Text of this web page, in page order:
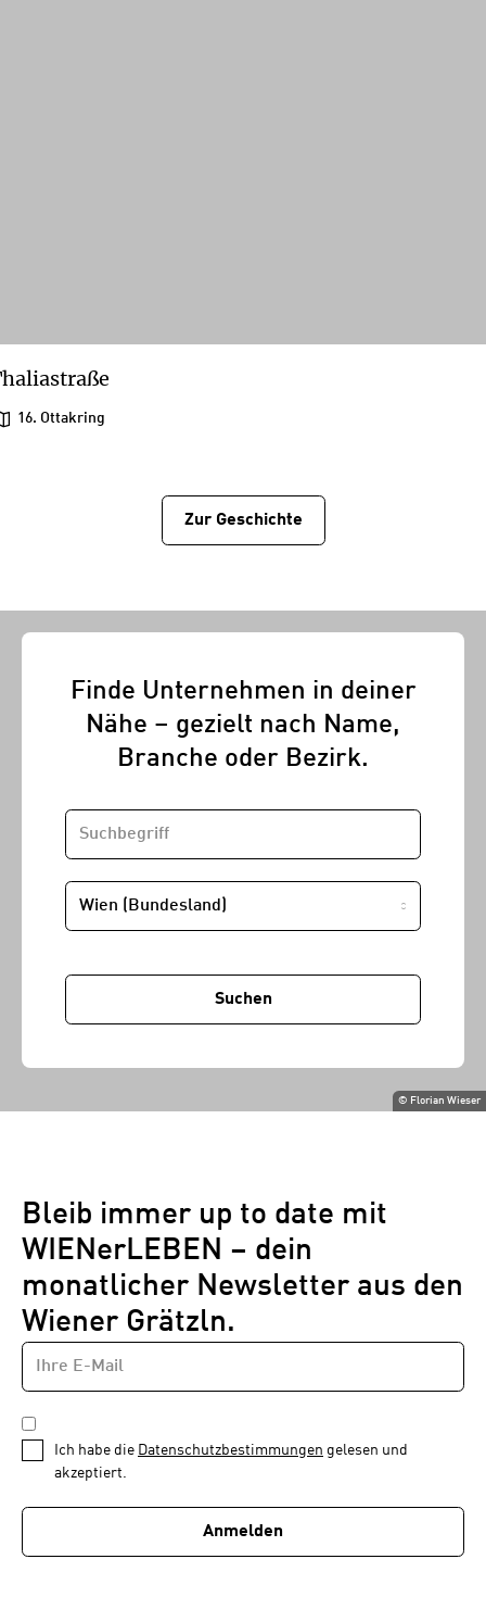
16. Ottakring
Zur Geschichtе
© Florian Wieser
Finde Unternehmen in deiner
Nähe – gezielt nach Name,
Branche oder Bezirk.
SUCHBEGRIFF
STANDORT
Suchen
Bleib immer up to date mit
WIENerLEBEN – dein
monatlicher Newsletter aus den
Wiener Grätzln.
Newsletter
1
von
E-
MAIL-
ADRESSE
DATENSCHUTZBESTIMMUNGEN
*
Ich habe die Datenschutzbestimmungen gelesen und
akzeptiert.
Anmelden